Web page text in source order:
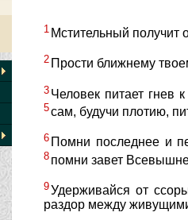
1 Мстительный получит
2 Прости ближнему
3 Человек питает гнев
5сам, будучи плотию,
6 Помни последнее и
8 помни завет
9Удерживайся от
раздор между